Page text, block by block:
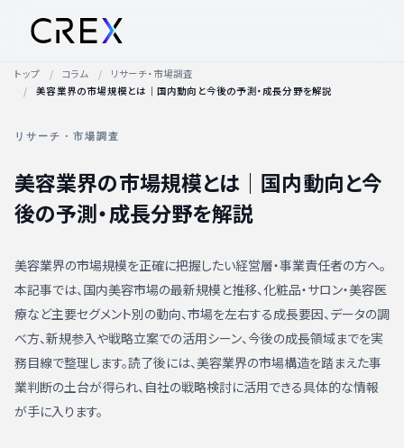
トップ コラム
リサーチ・市場調査
美容業界の市場規模とは｜国内動向と今後の予測・成長分野を解説
リサーチ・市場調査
美容業界の市場規模とは｜国内動向と今
後の予測・成長分野を解説
美容業界の市場規模を正確に把握したい経営層・事業責任者の方へ。
本記事では、国内美容市場の最新規模と推移、化粧品・サロン・美容医
療など主要セグメント別の動向、市場を左右する成長要因、データの調
べ方、新規参入や戦略立案での活用シーン、今後の成長領域までを実
務目線で整理します。読了後には、美容業界の市場構造を踏まえた事
業判断の土台が得られ、自社の戦略検討に活用できる具体的な情報
が手に入ります。